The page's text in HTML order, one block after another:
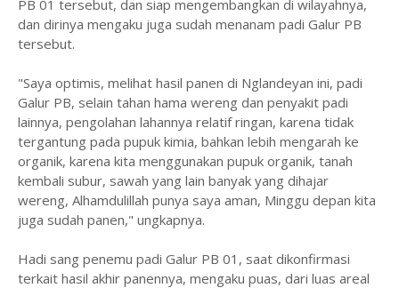
PB 01 tersebut, dan siap mengembangkan di wilayahnya,
dan dirinya mengaku juga sudah menanam padi Galur PB
tersebut.
"Saya optimis, melihat hasil panen di Nglandeyan ini, padi
Galur PB, selain tahan hama wereng dan penyakit padi
lainnya, pengolahan lahannya relatif ringan, karena tidak
tergantung pada pupuk kimia, bahkan lebih mengarah ke
organik, karena kita menggunakan pupuk organik, tanah
kembali subur, sawah yang lain banyak yang dihajar
wereng, Alhamdulillah punya saya aman, Minggu depan kita
juga sudah panen," ungkapnya.
Hadi sang penemu padi Galur PB 01, saat dikonfirmasi
terkait hasil akhir panennya, mengaku puas, dari luas areal